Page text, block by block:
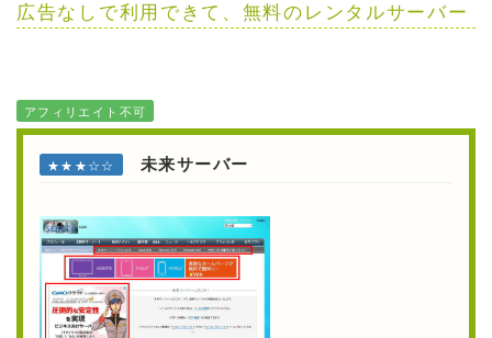
広告なしで利用できて、無料のレンタルサーバー
アフィリエイト不可
★★★☆☆ 未来サーバー